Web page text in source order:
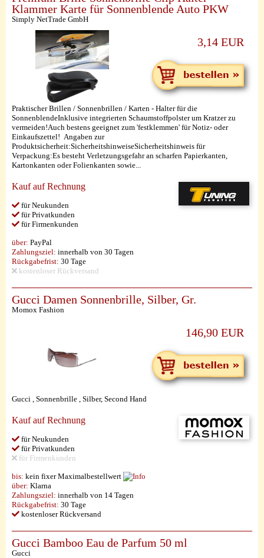
Klammer Karte für Sonnenblende Auto PKW
Simply NetTrade GmbH
3,14 EUR
Praktischer Brillen / Sonnenbrillen / Karten - Halter für die
SonnenblendeInklusive integrierten Schaumstoffpolster um Kratzer zu
vermeiden!Auch bestens geeignet zum 'festklemmen' für Notiz- oder
Einkaufszettel! Angaben zur
Produktsicherheit:SicherheitshinweiseSicherheitshinweis für
Verpackung:Es besteht Verletzungsgefahr an scharfen Papierkanten,
Kartonkanten oder Folienkanten sowie...
Kauf auf Rechnung
für Neukunden
für Privatkunden
für Firmenkunden
über: PayPal
Zahlungsziel: innerhalb von 30 Tagen
Rückgabefrist: 30 Tage
kostenloser Rückversand
Gucci Damen Sonnenbrille, Silber, Gr.
Momox Fashion
146,90 EUR
Gucci , Sonnenbrille , Silber, Second Hand
Kauf auf Rechnung
für Neukunden
für Privatkunden
für Firmenkunden
bis: kein fixer Maximalbestellwert
über: Klarna
Zahlungsziel: innerhalb von 14 Tagen
Rückgabefrist: 30 Tage
kostenloser Rückversand
Gucci Bamboo Eau de Parfum 50 ml
Gucci